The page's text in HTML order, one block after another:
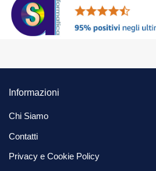
Informazioni
Chi Siamo
Contatti
Privacy e Cookie Policy